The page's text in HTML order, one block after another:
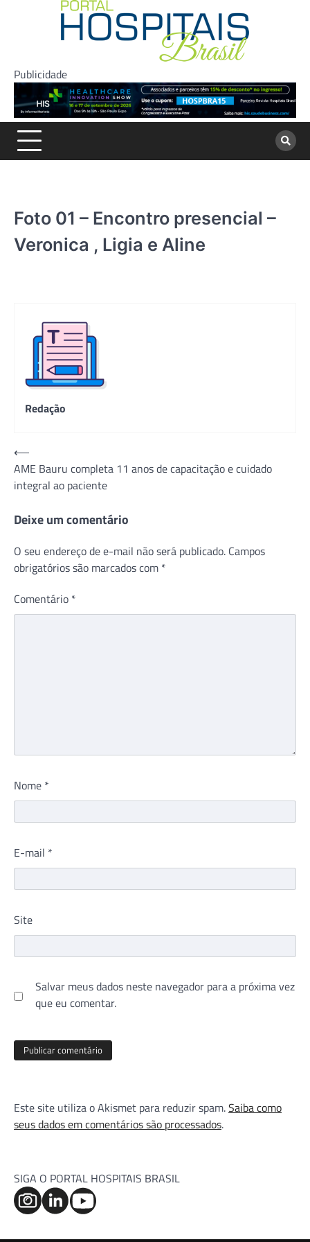
Publicidade
Foto 01 – Encontro presencial –
Veronica , Ligia e Aline
Redação
Navegação
de
Post
⟵
AME Bauru completa 11 anos de capacitação e cuidado
integral ao paciente
Deixe um comentário
O seu endereço de e-mail não será publicado. Campos
obrigatórios são marcados com *
Comentário *
Nome *
E-mail *
Site
Salvar meus dados neste navegador para a próxima vez
que eu comentar.
Este site utiliza o Akismet para reduzir spam.Saiba como
seus dados em comentários são processados.
SIGA O PORTAL HOSPITAIS BRASIL